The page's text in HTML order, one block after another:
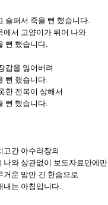
슬퍼서 죽을 뻔 했습니다.
에서 고양이가 튀어 나와
뻔 했습니다.
갑을 잃어버려
뻔 했습니다.
한 전복이 상해서
뻔 했습니다.
고간 아수라장의
나와 상관없이 보도자료만에만
거운 맘만 긴 한숨으로
내는 아침입니다.